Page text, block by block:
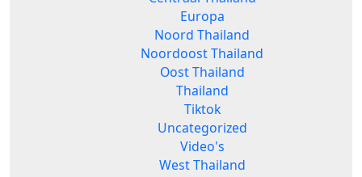
Europa
Noord Thailand
Noordoost Thailand
Oost Thailand
Thailand
Tiktok
Uncategorized
Video's
West Thailand